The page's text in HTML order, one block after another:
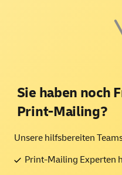
Sie haben noch
Print-Mailing?
Unsere hilfsbereiten
Print-Mailing Experten